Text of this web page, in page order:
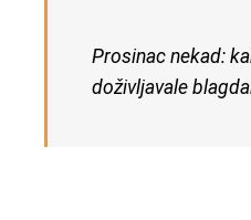
Prosinac nekad:
doživljavale